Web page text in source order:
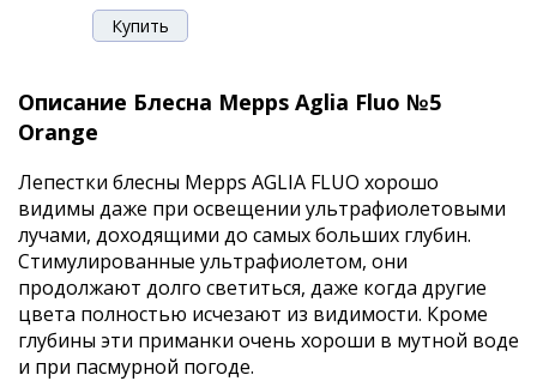
Описание Блесна Mepps Aglia Fluo №5
Orange
Лепестки блесны Mepps AGLIA FLUO хорошо
видимы даже при освещении ультрафиолетовыми
лучами, доходящими до самых больших глубин.
Стимулированные ультрафиолетом, они
продолжают долго светиться, даже когда другие
цвета полностью исчезают из видимости. Кроме
глубины эти приманки очень хороши в мутной воде
и при пасмурной погоде.